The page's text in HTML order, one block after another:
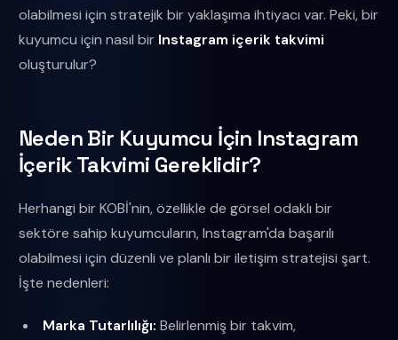
olabilmesi için stratejik bir yaklaşıma ihtiyacı var. Peki, bir
kuyumcu için nasıl bir Instagram içerik takvimi
oluşturulur?
Neden Bir Kuyumcu İçin Instagram
İçerik Takvimi Gereklidir?
Herhangi bir KOBİ'nin, özellikle de görsel odaklı bir
sektöre sahip kuyumcuların, Instagram'da başarılı
olabilmesi için düzenli ve planlı bir iletişim stratejisi şart.
İşte nedenleri:
Marka Tutarlılığı: Belirlenmiş bir takvim,